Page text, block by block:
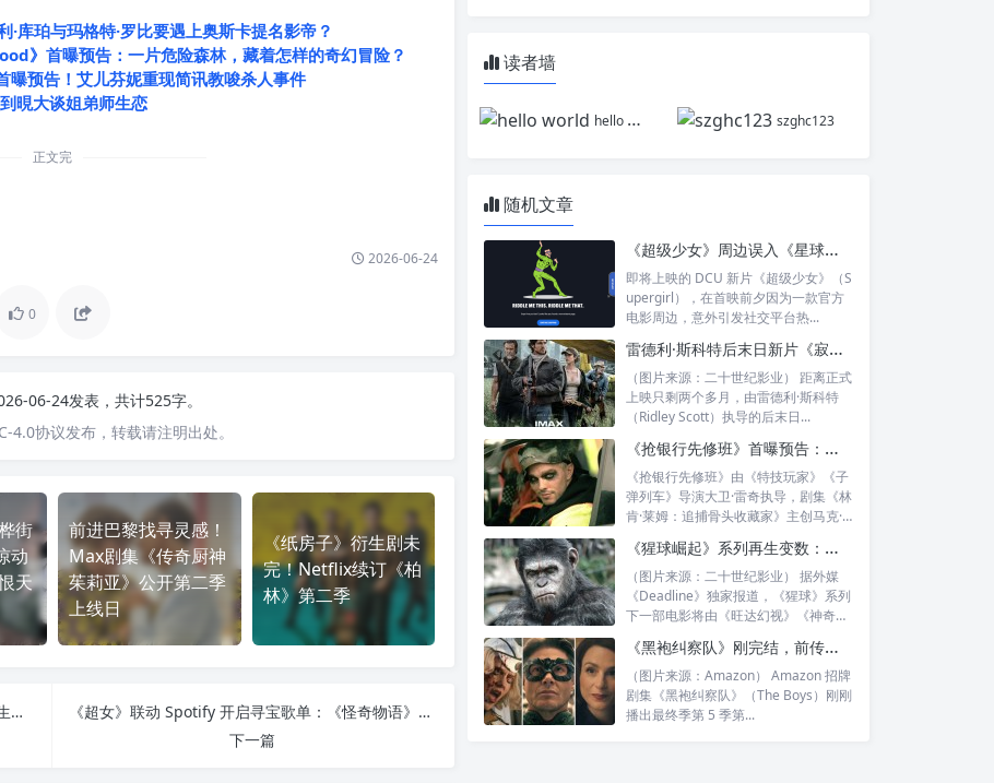
·库珀与玛格特·罗比要遇上奥斯卡提名影帝？
》首曝预告：一片危险森林，藏着怎样的奇幻冒险？
预告！艾儿芬妮重现简讯教唆杀人事件
晛大谈姐弟师生恋
正文完
2026-06-24
0
06-24发表，共计525字。
4.0协议发布，转载请注明出处。
街
动
天
前进巴黎找寻灵感！
Max剧集《传奇厨神
茱莉亚》公开第二季
上线日
《纸房子》衍生剧未
完！Netflix续订《柏
林》第二季
艾丽卡真的回来了？艾洛蒂·袁现身《夜魔侠：重生》第三季片场
《超女》联动 Spotify 开启寻宝歌单：《怪奇物语》“史蒂夫”的爆红歌曲也入选
下一篇
读者墙
hello world szghc123
随机文章
《超级少女》周边误入《星球大战》外星人？DC 紧急下架引发粉丝追查
即将上映的 DCU 新片《超级少女》（S
upergirl），在首映前夕因为一款官方
电影周边，意外引发社交平台热...
雷德利·斯科特后末日新片《寂地》曝预告：雅各布·艾洛蒂与乔什·布洛林在废土中寻找生路
（图片来源：二十世纪影业） 距离正式
上映只剩两个多月，由雷德利·斯科特
（Ridley Scott）执导的后末日...
《抢银行先修班》首曝预告：大卫·雷奇再拍动作劫案，社交媒体直播抢银行？
《抢银行先修班》由《特技玩家》《子
弹列车》导演大卫·雷奇执导，剧集《林
肯·莱姆：追捕骨头收藏家》主创马克·
《猩球崛起》系列再生变数：不再直拍《新世界》续集，马特·沙克曼将开启全新故事线
（图片来源：二十世纪影业） 据外媒
《Deadline》独家报道，《猩球》系列
下一部电影将由《旺达幻视》《神奇
《黑袍纠察队》刚完结，前传《沃特崛起》首曝预告：士兵男孩与风暴前线回到50年代
（图片来源：Amazon） Amazon 招牌
剧集《黑袍纠察队》（The Boys）刚刚
播出最终季第 5 季第...